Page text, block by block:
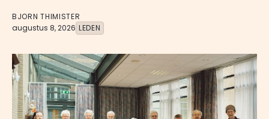
BJORN THIMISTER
augustus 8, 2026 LEDEN